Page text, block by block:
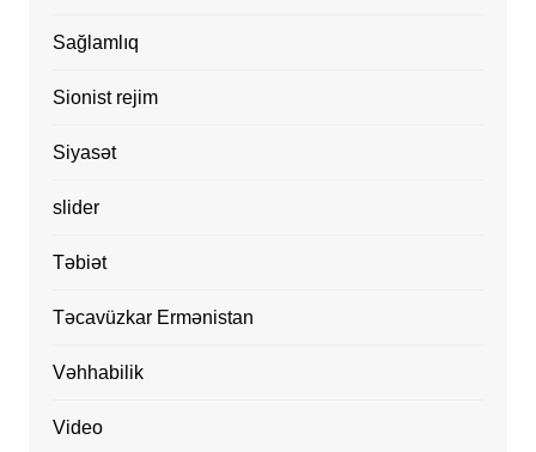
Sağlamlıq
Sionist rejim
Siyasət
slider
Təbiət
Təcavüzkar Ermənistan
Vəhhabilik
Video